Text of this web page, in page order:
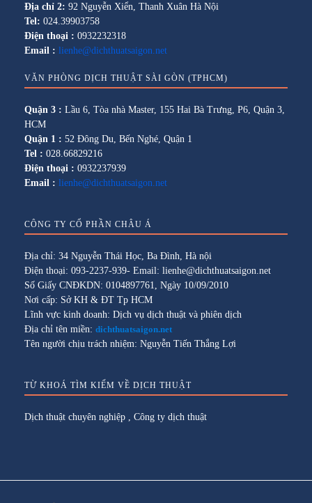
Địa chỉ 2: 92 Nguyễn Xiển, Thanh Xuân Hà Nội
Tel: 024.39903758
Điện thoại : 0932232318
Email : lienhe@dichthuatsaigon.net
VĂN PHÒNG DỊCH THUẬT SÀI GÒN (TPHCM)
Quận 3 : Lầu 6, Tòa nhà Master, 155 Hai Bà Trưng, P6, Quận 3,
HCM
Quận 1 : 52 Đông Du, Bến Nghé, Quận 1
Tel : 028.66829216
Điện thoại : 0932237939
Email : lienhe@dichthuatsaigon.net
CÔNG TY CỔ PHẦN CHÂU Á
Địa chỉ: 34 Nguyễn Thái Học, Ba Đình, Hà nội
Điện thoại: 093-2237-939- Email: lienhe@dichthuatsaigon.net
Số Giấy CNĐKDN: 0104897761, Ngày 10/09/2010
Nơi cấp: Sở KH & ĐT Tp HCM
Lĩnh vực kinh doanh: Dịch vụ dịch thuật và phiên dịch
Địa chỉ tên miền: dichthuatsaigon.net
Tên người chịu trách nhiệm: Nguyễn Tiến Thắng Lợi
TỪ KHOÁ TÌM KIẾM VỀ DỊCH THUẬT
Dịch thuật chuyên nghiệp Công ty dịch thuật